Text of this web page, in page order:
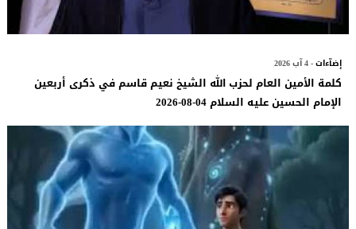
إضآءات- 4 آب 2026
كلمة الأمين العام لحزب الله الشيخ نعيم قاسم في ذكرى أربعين
الإمام الحسين عليه السلام 04-08-2026